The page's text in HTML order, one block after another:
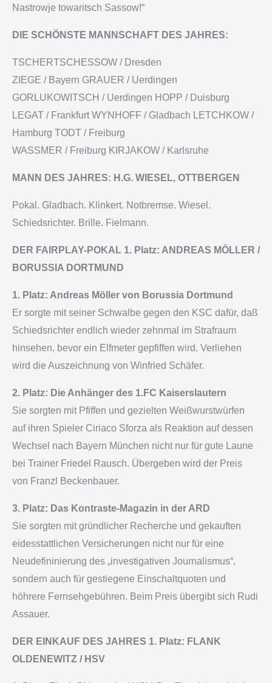
Nastrowje towaritsch Sassow!“
DIE SCHÖNSTE MANNSCHAFT DES JAHRES:
TSCHERTSCHESSOW / Dresden
ZIEGE / Bayern GRAUER / Uerdingen
GORLUKOWITSCH / Uerdingen HOPP / Duisburg
LEGAT / Frankfurt WYNHOFF / Gladbach LETCHKOW /
Hamburg TODT / Freiburg
WASSMER / Freiburg KIRJAKOW / Karlsruhe
MANN DES JAHRES: H.G. WIESEL, OTTBERGEN
Pokal. Gladbach. Klinkert. Notbremse. Wiesel.
Schiedsrichter. Brille. Fielmann.
DER FAIRPLAY-POKAL 1. Platz: ANDREAS MÖLLER /
BORUSSIA DORTMUND
1. Platz: Andreas Möller von Borussia Dortmund
Er sorgte mit seiner Schwalbe gegen den KSC dafür, daß
Schiedsrichter endlich wieder zehnmal im Strafraum
hinsehen, bevor ein Elfmeter gepfiffen wird. Verliehen
wird die Auszeichnung von Winfried Schäfer.
2. Platz: Die Anhänger des 1.FC Kaiserslautern
Sie sorgten mit Pfiffen und gezielten Weißwurstwürfen
auf ihren Spieler Ciriaco Sforza als Reaktion auf dessen
Wechsel nach Bayern München nicht nur für gute Laune
bei Trainer Friedel Rausch. Übergeben wird der Preis
von Franzl Beckenbauer.
3. Platz: Das Kontraste-Magazin in der ARD
Sie sorgten mit gründlicher Recherche und gekauften
eidesstattlichen Versicherungen nicht nur für eine
Neudefininierung des „investigativen Journalismus“,
sondern auch für gestiegene Einschaltquoten und
höhrere Fernsehgebühren. Beim Preis übergibt sich Rudi
Assauer.
DER EINKAUF DES JAHRES 1. Platz: FLANK
OLDENEWITZ / HSV